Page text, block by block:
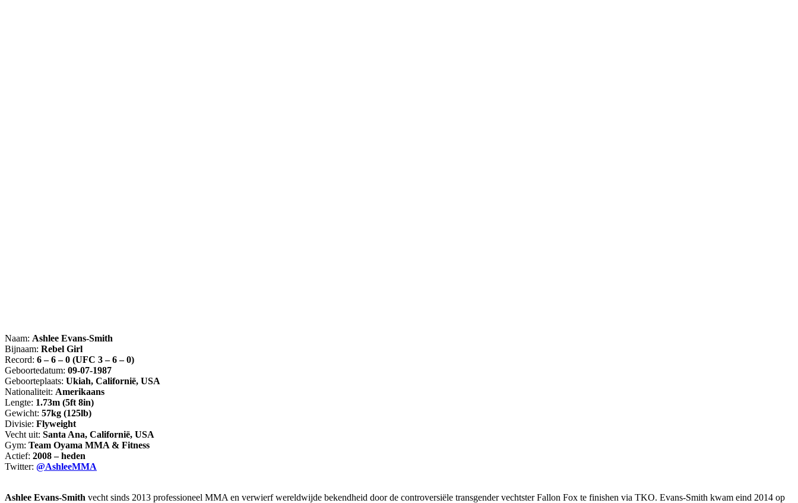
Naam: Ashlee Evans-Smith
Bijnaam: Rebel Girl
Record: 6 – 6 – 0 (UFC 3 – 6 – 0)
Geboortedatum: 09-07-1987
Geboorteplaats: Ukiah, Californië, USA
Nationaliteit: Amerikaans
Lengte: 1.73m (5ft 8in)
Gewicht: 57kg (125lb)
Divisie: Flyweight
Vecht uit: Santa Ana, Californië, USA
Gym: Team Oyama MMA & Fitness
Actief: 2008 – heden
Twitter: @AshleeMMA
Ashlee Evans-Smith vecht sinds 2013 professioneel MMA en verwierf wereldwijde bekendheid door de controversiële transgender vechtster Fallon Fox te finishen via TKO. Evans-Smith kwam eind 2014 op